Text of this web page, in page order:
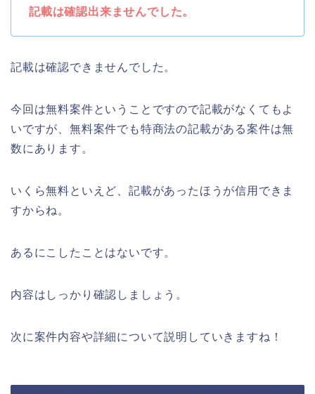
記載は確認出来ませんでした。
記載は確認できませんでした。
今回は無料案件ということですので記載がなくてもよ
いですが、無料案件でも特商法の記載がある案件は無
数にあります。
いくら無料といえど、記載があったほうが信用できま
すからね。
あるにこしたことはないです。
内容はしっかり確認しましょう。
次に案件内容や詳細について説明していきますね！